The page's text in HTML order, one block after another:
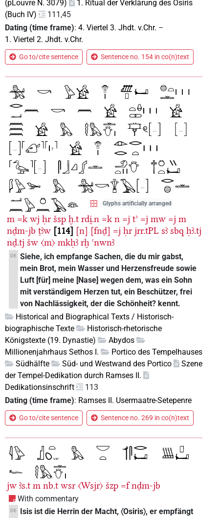
(pLouvre N. 3079)
1. Ritual der Verklärung des Osiris
(Buch IV)
111,45
Dating (time frame): 4. Viertel 3. Jhdt. v.Chr. –
1. Viertel 2. Jhdt. v.Chr.
Go to/cite sentence Sentence no. 154 in co(n)text
Glyphs artificially arranged
m =k wj ḥr šsp ḫ.t rdi̯.n =k n =j tʾ =j mw =j m
nḏm-jb ṯꜣw 114 [n] [fnḏ] =j ḥr jrr.tPL sꜣ sbq ḥꜣ.tj
nḏ.tj šw 〈m〉 mkḥꜣ rḫ ꜥnwnꜣ
DE Siehe, ich empfange Sachen, die du mir gabst,
mein Brot, mein Wasser und Herzensfreude sowie
Luft [für] meine [Nase] wegen dem, was ein Sohn
mit verständigem Herzen tut, ein Beschützer, frei
von Nachlässigkeit, der die Schönheit? kennt.
Historical and Biographical Texts / Historisch-
biographische Texte
Historisch-rhetorische
Königstexte (19. Dynastie)
Abydos
Millionenjahrhaus Sethos I.
Portico des Tempelhauses
Südhälfte
Süd- und Westwand des Portico
Szene
der Tempel-Dedikation durch Ramses II.
Dedikationsinschrift
113
Dating (time frame): Ramses II. Usermaatre-Setepenre
Go to/cite sentence Sentence no. 269 in co(n)text
jw ꜣs.t m nb.t wsr 〈Wsjr〉 šzp =f nḏm-jb
With commentary
DE
Isis ist die Herrin der Macht, 〈Osiris〉, er empfängt